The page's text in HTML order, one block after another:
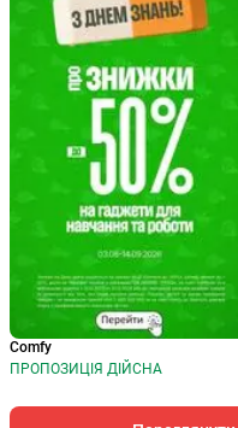
Comfy
ПРОПОЗИЦІЯ ДІЙСНА